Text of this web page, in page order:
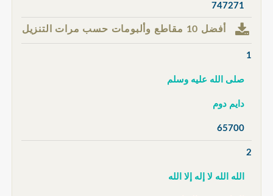
747271
أفضل 10 مقاطع وألبومات حسب مرات التنزيل
1
صلى الله عليه وسلم
دايم دوم
65700
2
الله الله لا إله إلا الله